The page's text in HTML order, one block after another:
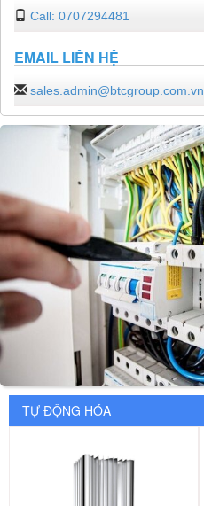
Call: 0707294481
EMAIL LIÊN HỆ
sales.admin@btcgroup.com.vn
TỰ ĐỘNG HÓA